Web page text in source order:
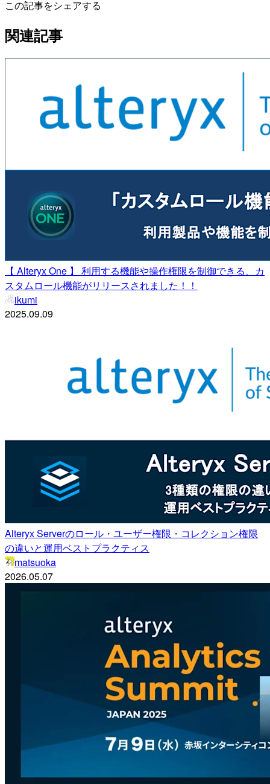
この記事をシェアする
関連記事
【 Alteryx One 】 利用する機能や操作権限を制御できる、カ
スタムロール機能がリリースされました！！
ikumi
2025.09.09
Alteryx Serverのロール・ユーザー権限・コレクション権限
の違いと運用ベストプラクティス
matsuoka
2026.05.07